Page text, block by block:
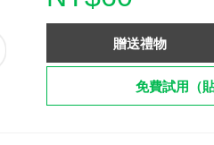
贈送禮物
免費試用（